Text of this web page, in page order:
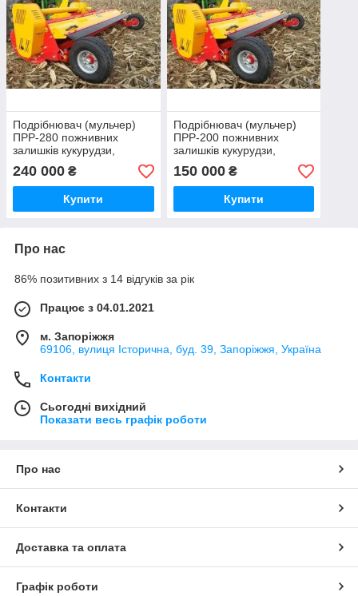
Подрібнювач (мульчер)
ПРР-280 пожнивних
залишків кукурудзи,
соняшнику, зернових, гілок
в саду і лози
виноградників
240 000 ₴
Купити
Подрібнювач (мульчер)
ПРР-200 пожнивних
залишків кукурудзи,
соняшнику, зернових, гілок
в саду і лози
виноградників
150 000₴
Купити
Про нас
86% позитивних з 14 відгуків за рік
Працює з 04.01.2021
м. Запоріжжя
69106, вулиця Історична, буд. 39, Запоріжжя, Україна
Контакти
Сьогодні вихідний
Показати весь графік роботи
Про нас
Контакти
Доставка та оплата
Графік роботи